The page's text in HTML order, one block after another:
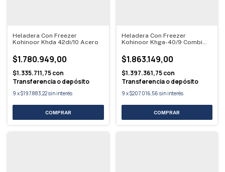
Heladera Con Freezer
Kohinoor Khda 42di/10 Acero
$1.780.949,00
$1.335.711,75con
Transferencia o depósito
9 x$197.883,22sin interés
Heladera Con Freezer
Kohinoor Khga-40/9 Combi
$1.863.149,00
$1.397.361,75con
Transferencia o depósito
9 x$207.016,56 sin interés